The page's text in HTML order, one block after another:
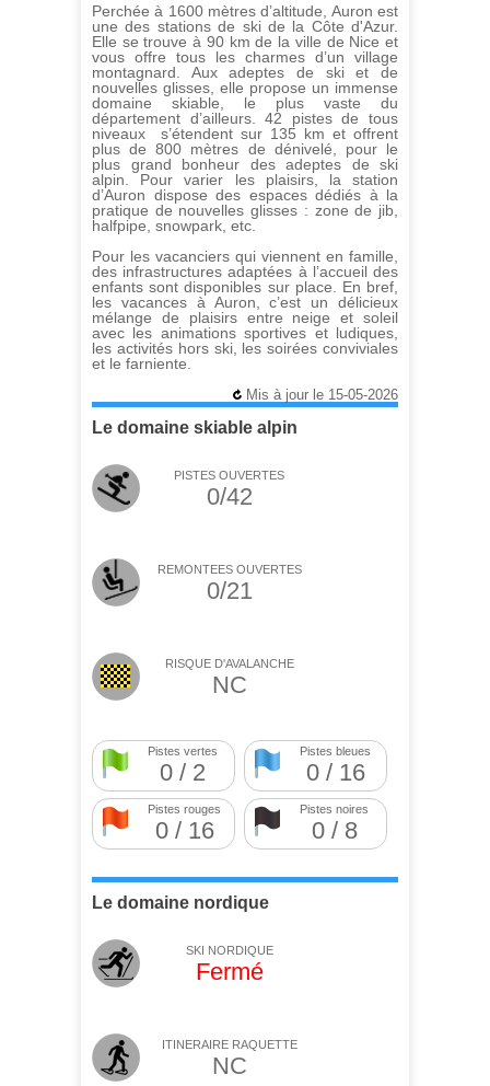
Perchée à 1600 mètres d’altitude, Auron est
une des stations de ski de la Côte d'Azur.
Elle se trouve à 90 km de la ville de Nice et
vous offre tous les charmes d’un village
montagnard. Aux adeptes de ski et de
nouvelles glisses, elle propose un immense
domaine skiable, le plus vaste du
département d’ailleurs. 42 pistes de tous
niveaux s’étendent sur 135 km et offrent
plus de 800 mètres de dénivelé, pour le
plus grand bonheur des adeptes de ski
alpin. Pour varier les plaisirs, la station
d’Auron dispose des espaces dédiés à la
pratique de nouvelles glisses : zone de jib,
halfpipe, snowpark, etc.
Pour les vacanciers qui viennent en famille,
des infrastructures adaptées à l’accueil des
enfants sont disponibles sur place. En bref,
les vacances à Auron, c’est un délicieux
mélange de plaisirs entre neige et soleil
avec les animations sportives et ludiques,
les activités hors ski, les soirées conviviales
et le farniente.
Mis à jour le 15-05-2026
Le domaine skiable alpin
PISTES OUVERTES
0/42
REMONTEES OUVERTES
0/21
RISQUE D'AVALANCHE
NC
Pistes vertes
0 / 2
Pistes bleues
0 / 16
Pistes rouges
0 / 16
Pistes noires
0 / 8
Le domaine nordique
SKI NORDIQUE
Fermé
ITINERAIRE RAQUETTE
NC